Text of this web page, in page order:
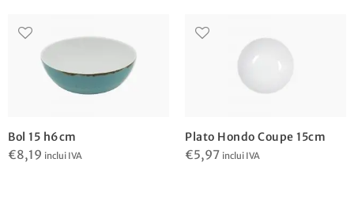
Bol 15 h6cm
€8,19 inclui IVA
Plato Hondo Coupe 15cm
€5,97 inclui IVA